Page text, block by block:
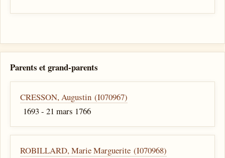
Parents et grand-parents
CRESSON, Augustin (I070967)
1693 - 21 mars 1766
ROBILLARD, Marie Marguerite (I070968)